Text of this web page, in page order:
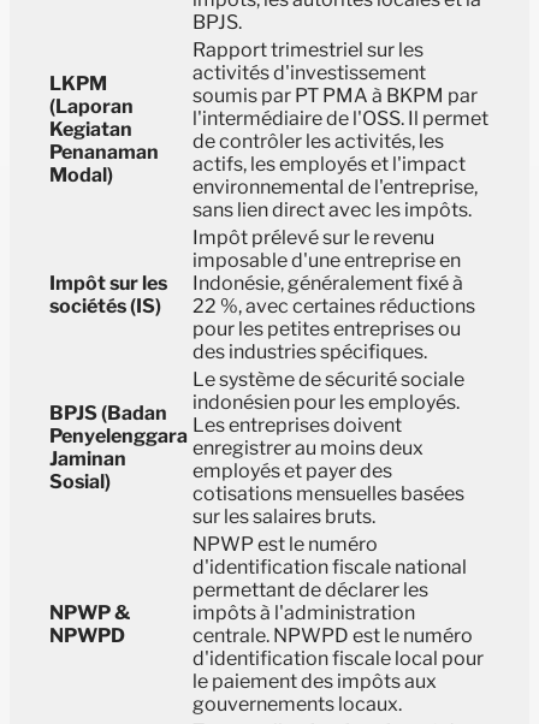
BPJS.
LKPM
(Laporan
Kegiatan
Penanaman
Modal)
Rapport trimestriel sur les
activités d'investissement
soumis par PT PMA à BKPM par
l'intermédiaire de l'OSS. Il permet
de contrôler les activités, les
actifs, les employés et l'impact
environnemental de l'entreprise,
sans lien direct avec les impôts.
Impôt sur les
sociétés (IS)
Impôt prélevé sur le revenu
imposable d'une entreprise en
Indonésie, généralement fixé à
22 %, avec certaines réductions
pour les petites entreprises ou
des industries spécifiques.
BPJS (Badan
Penyelenggara
Jaminan
Sosial)
Le système de sécurité sociale
indonésien pour les employés.
Les entreprises doivent
enregistrer au moins deux
employés et payer des
cotisations mensuelles basées
sur les salaires bruts.
NPWP &
NPWPD
NPWP est le numéro
d'identification fiscale national
permettant de déclarer les
impôts à l'administration
centrale. NPWPD est le numéro
d'identification fiscale local pour
le paiement des impôts aux
gouvernements locaux.